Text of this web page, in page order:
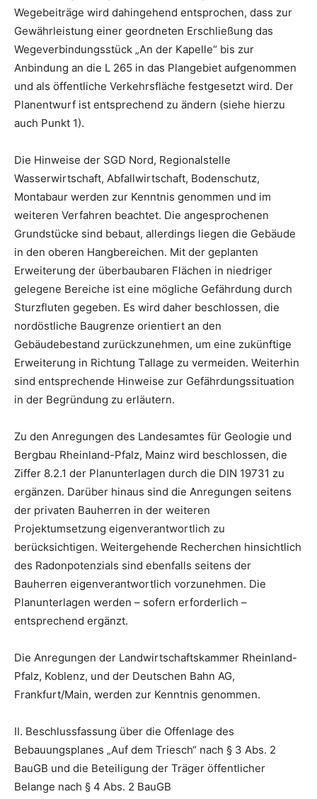
Wegebeiträge wird dahingehend entsprochen, dass zur
Gewährleistung einer geordneten Erschließung das
Wegeverbindungsstück „An der Kapelle“ bis zur
Anbindung an die L 265 in das Plangebiet aufgenommen
und als öffentliche Verkehrsfläche festgesetzt wird. Der
Planentwurf ist entsprechend zu ändern (siehe hierzu
auch Punkt 1).
Die Hinweise der SGD Nord, Regionalstelle
Wasserwirtschaft, Abfallwirtschaft, Bodenschutz,
Montabaur werden zur Kenntnis genommen und im
weiteren Verfahren beachtet. Die angesprochenen
Grundstücke sind bebaut, allerdings liegen die Gebäude
in den oberen Hangbereichen. Mit der geplanten
Erweiterung der überbaubaren Flächen in niedriger
gelegene Bereiche ist eine mögliche Gefährdung durch
Sturzfluten gegeben. Es wird daher beschlossen, die
nordöstliche Baugrenze orientiert an den
Gebäudebestand zurückzunehmen, um eine zukünftige
Erweiterung in Richtung Tallage zu vermeiden. Weiterhin
sind entsprechende Hinweise zur Gefährdungssituation
in der Begründung zu erläutern.
Zu den Anregungen des Landesamtes für Geologie und
Bergbau Rheinland-Pfalz, Mainz wird beschlossen, die
Ziffer 8.2.1 der Planunterlagen durch die DIN 19731 zu
ergänzen. Darüber hinaus sind die Anregungen seitens
der privaten Bauherren in der weiteren
Projektumsetzung eigenverantwortlich zu
berücksichtigen. Weitergehende Recherchen hinsichtlich
des Radonpotenzials sind ebenfalls seitens der
Bauherren eigenverantwortlich vorzunehmen. Die
Planunterlagen werden – sofern erforderlich –
entsprechend ergänzt.
Die Anregungen der Landwirtschaftskammer Rheinland-
Pfalz, Koblenz, und der Deutschen Bahn AG,
Frankfurt/Main, werden zur Kenntnis genommen.
II. Beschlussfassung über die Offenlage des
Bebauungsplanes „Auf dem Triesch“ nach § 3 Abs. 2
BauGB und die Beteiligung der Träger öffentlicher
Belange nach § 4 Abs. 2 BauGB